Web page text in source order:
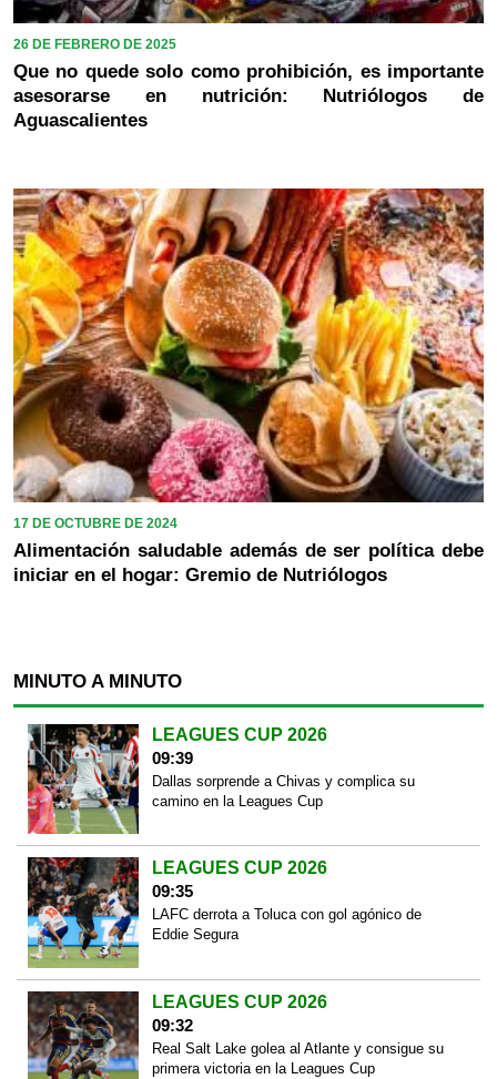
26 DE FEBRERO DE 2025
Que no quede solo como prohibición, es importante
asesorarse en nutrición: Nutriólogos de
Aguascalientes
17 DE OCTUBRE DE 2024
Alimentación saludable además de ser política debe
iniciar en el hogar: Gremio de Nutriólogos
MINUTO A MINUTO
LEAGUES CUP 2026
09:39
Dallas sorprende a Chivas y complica su
camino en la Leagues Cup
LEAGUES CUP 2026
09:35
LAFC derrota a Toluca con gol agónico de
Eddie Segura
LEAGUES CUP 2026
09:32
Real Salt Lake golea al Atlante y consigue su
primera victoria en la Leagues Cup